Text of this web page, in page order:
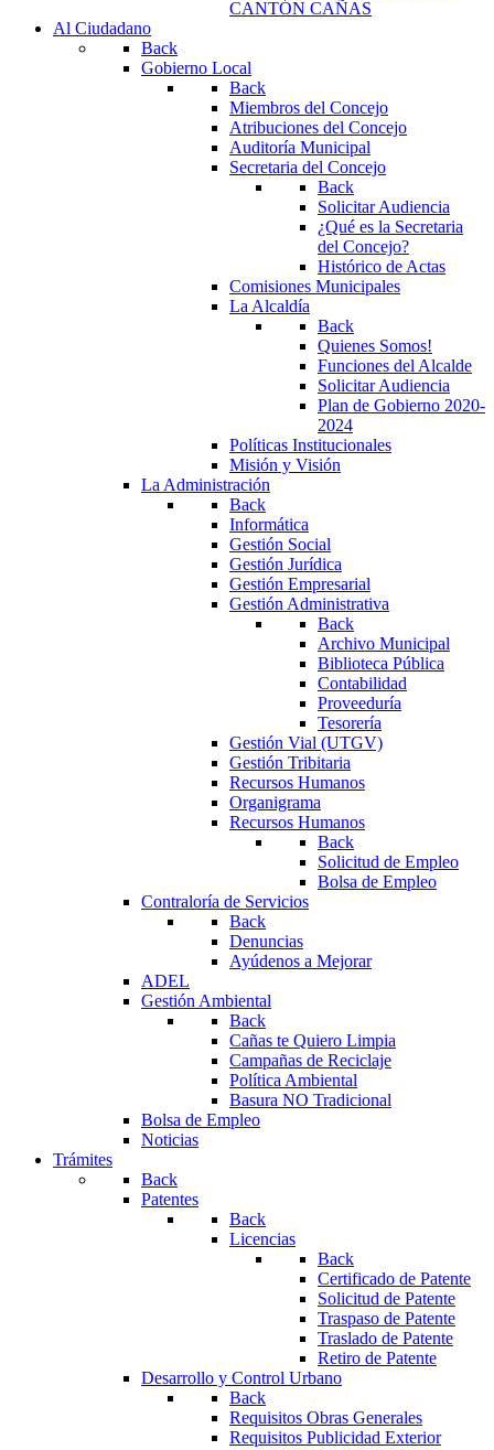
CANTÓN CAÑAS
Al Ciudadano
Back
Gobierno Local
Back
Miembros del Concejo
Atribuciones del Concejo
Auditoría Municipal
Secretaria del Concejo
Back
Solicitar Audiencia
¿Qué es la Secretaria
del Concejo?
Histórico de Actas
Comisiones Municipales
La Alcaldía
Back
Quienes Somos!
Funciones del Alcalde
Solicitar Audiencia
Plan de Gobierno 2020-
2024
Políticas Institucionales
Misión y Visión
La Administración
Back
Informática
Gestión Social
Gestión Jurídica
Gestión Empresarial
Gestión Administrativa
Back
Archivo Municipal
Biblioteca Pública
Contabilidad
Proveeduría
Tesorería
Gestión Vial (UTGV)
Gestión Tribitaria
Recursos Humanos
Organigrama
Recursos Humanos
Back
Solicitud de Empleo
Bolsa de Empleo
Contraloría de Servicios
Back
Denuncias
Ayúdenos a Mejorar
ADEL
Gestión Ambiental
Back
Cañas te Quiero Limpia
Campañas de Reciclaje
Política Ambiental
Basura NO Tradicional
Bolsa de Empleo
Noticias
Trámites
Back
Patentes
Back
Licencias
Back
Certificado de Patente
Solicitud de Patente
Traspaso de Patente
Traslado de Patente
Retiro de Patente
Desarrollo y Control Urbano
Back
Requisitos Obras Generales
Requisitos Publicidad Exterior